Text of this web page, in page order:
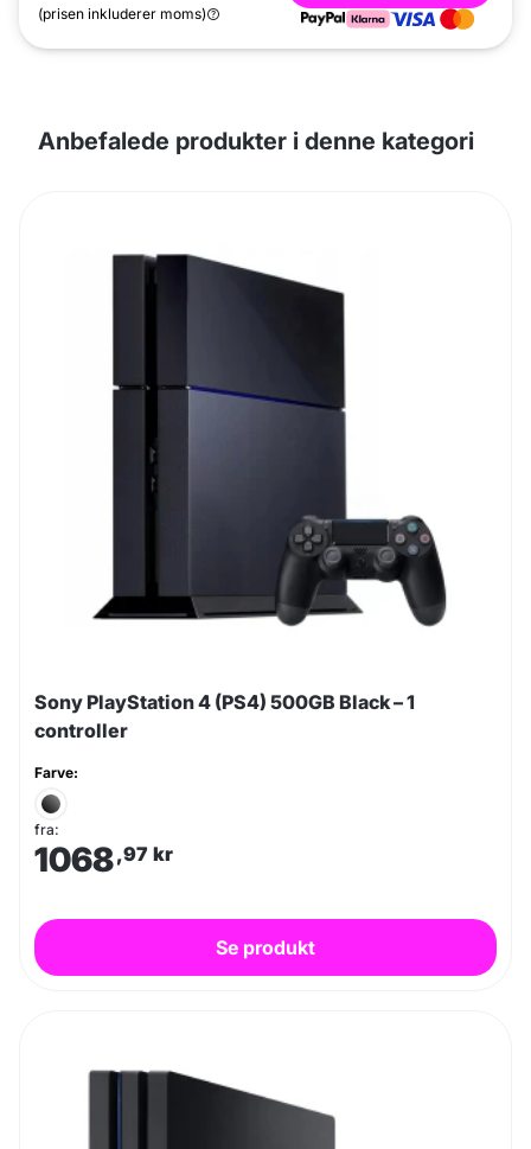
(prisen inkluderer moms)
Anbefalede produkter i denne kategori
Sony PlayStation 4 (PS4) 500GB Black – 1
controller
Farve:
fra:
1068,97 kr
Se produkt